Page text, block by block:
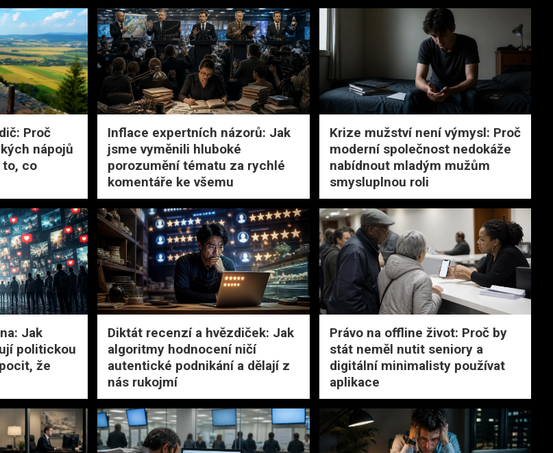
Proč
nápojů
to, co
Inflace expertních názorů: Jak
jsme vyměnili hluboké
porozumění tématu za rychlé
komentáře ke všemu
Krize mužství není výmysl: Proč
moderní společnost nedokáže
nabídnout mladým mužům
smysluplnou roli
Jak
politickou
že
Diktát recenzí a hvězdiček: Jak
algoritmy hodnocení ničí
autentické podnikání a dělají z
nás rukojmí
Právo na offline život: Proč by
stát neměl nutit seniory a
digitální minimalisty používat
aplikace